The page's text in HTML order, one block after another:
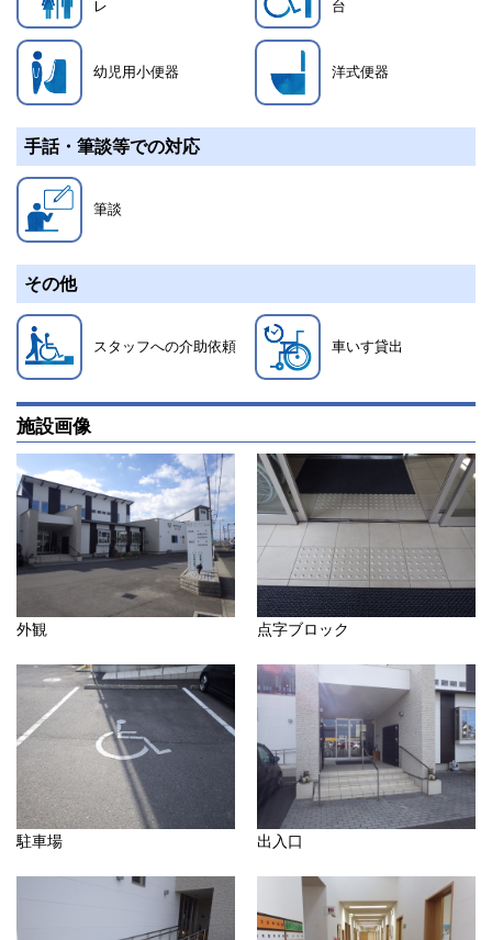
レ 台
幼児用小便器 洋式便器
手話・筆談等での対応
筆談
その他
スタッフへの介助依頼 車いす貸出
施設画像
外観 点字ブロック
駐車場 出入口